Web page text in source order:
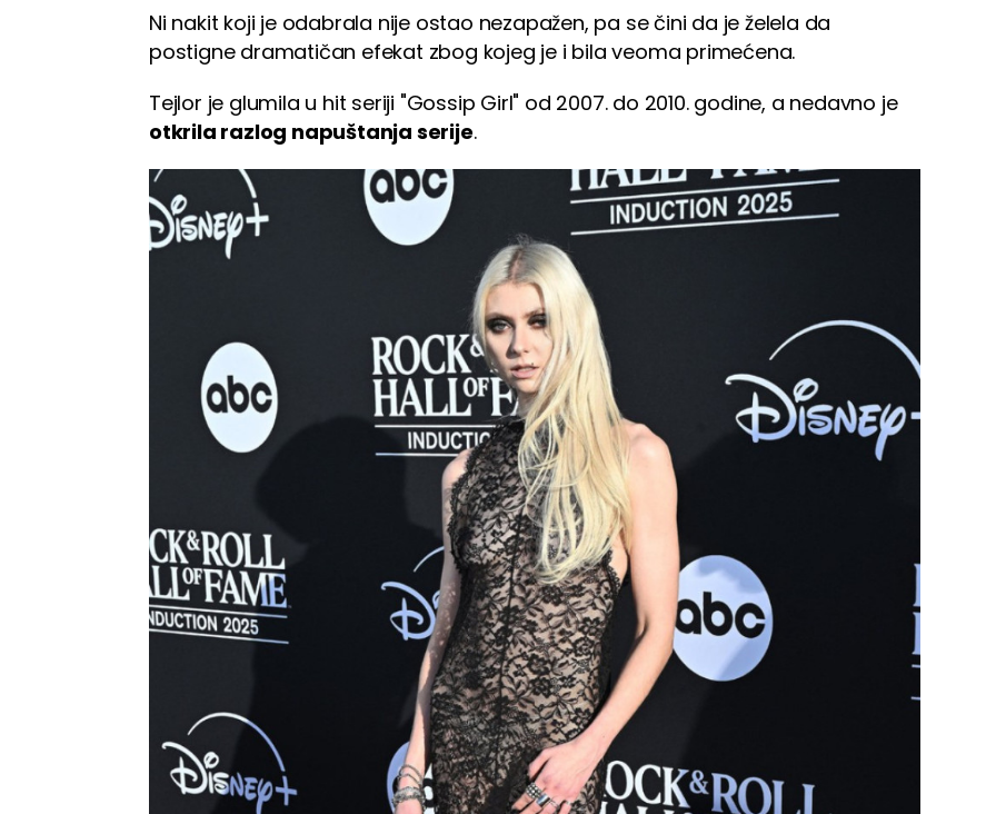
Ni nakit koji je odabrala nije ostao nezapažen, pa se čini da je želela da
postigne dramatičan efekat zbog kojeg je i bila veoma primećena.
Tejlor je glumila u hit seriji "Gossip Girl" od 2007. do 2010. godine, a nedavno je
otkrila razlog napuštanja serije.